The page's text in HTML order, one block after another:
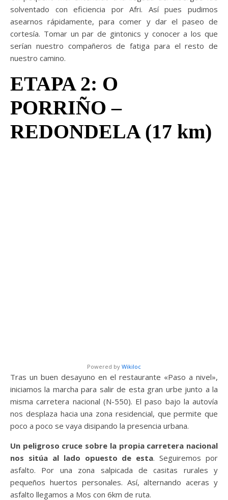
solventado con eficiencia por Afri. Así pues pudimos
asearnos rápidamente, para comer y dar el paseo de
cortesía. Tomar un par de gintonics y conocer a los que
serían nuestro compañeros de fatiga para el resto de
nuestro camino.
ETAPA 2: O
PORRIÑO –
REDONDELA (17 km)
Powered by Wikiloc
Tras un buen desayuno en el restaurante «Paso a nivel»,
iniciamos la marcha para salir de esta gran urbe junto a la
misma carretera nacional (N-550). El paso bajo la autovía
nos desplaza hacia una zona residencial, que permite que
poco a poco se vaya disipando la presencia urbana.
Un peligroso cruce sobre la propia carretera nacional
nos sitúa al lado opuesto de esta. Seguiremos por
asfalto. Por una zona salpicada de casitas rurales y
pequeños huertos personales. Así, alternando aceras y
asfalto llegamos a Mos con 6km de ruta.